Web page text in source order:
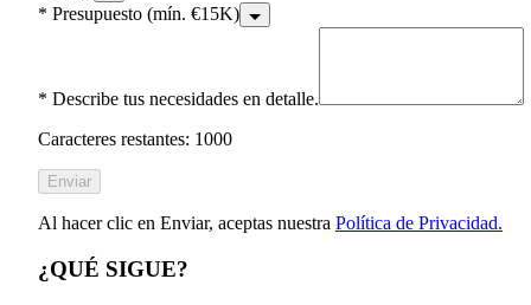
* Presupuesto (mín. €15K)
* Describe tus necesidades en detalle.
Caracteres restantes: 1000
Enviar
Al hacer clic en Enviar, aceptas nuestra Política de Privacidad.
¿QUÉ SIGUE?